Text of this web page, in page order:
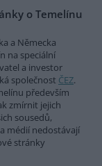
o Temelínu
a Německa
na speciální
a investor
společnost ČEZ.
především
zmírnit jejich
sousedů,
médií nedostávají
stránky